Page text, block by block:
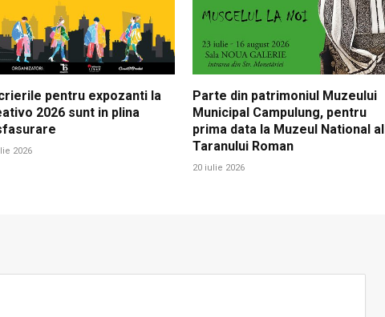
pentru expozanti la
2026 sunt in plina
2026
Parte din patrimoniul Muzeului
Municipal Campulung, pentru
prima data la Muzeul National al
Taranului Roman
20 iulie 2026